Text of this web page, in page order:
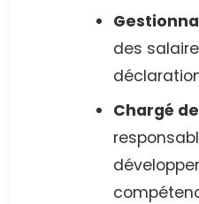
des
Chargé